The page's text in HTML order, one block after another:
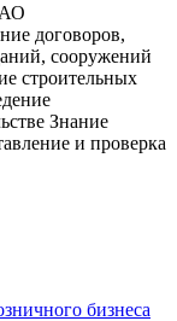
договоров,
сооружений
строительных
Знание
и проверка
бизнеса